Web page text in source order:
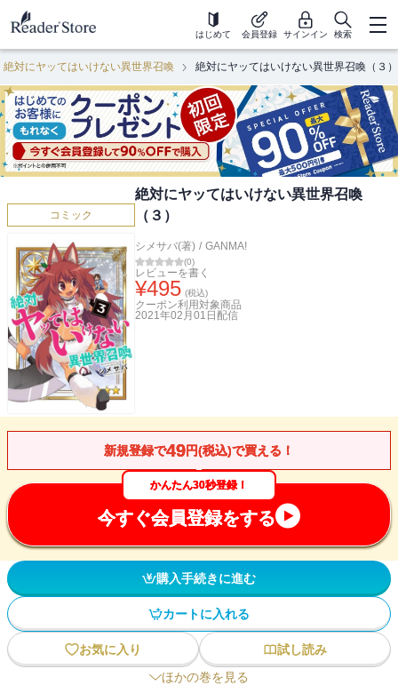
はじめて 会員登録 サインイン 検索
絶対にヤッてはいけない異世界召喚 絶対にヤッてはいけない異世界召喚（３）
コミック
絶対にヤッてはいけない異世界召喚
（３）
シメサバ(著) / GANMA!
(0)
レビューを書く
¥495 (税込)
クーポン利用対象商品
2021年02月01日 配信
新規登録で49円(税込)で買える！
かんたん30秒登録！
今すぐ会員登録をする
購入手続きに進む
カートに入れる
お気に入り
試し読み
ほかの巻を見る